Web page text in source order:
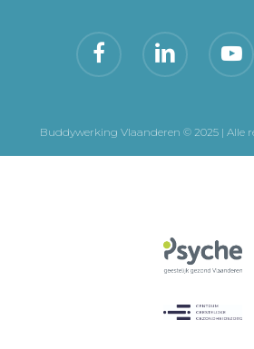
Buddywerking Vlaanderen © 2025 | Alle